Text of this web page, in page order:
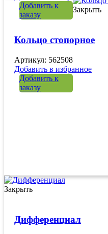
Добавить к
заказу
Закрыть
Кольцо стопорное
Артикул: 562508
Добавить в избранное
Добавить к
заказу
Закрыть
Дифференциал